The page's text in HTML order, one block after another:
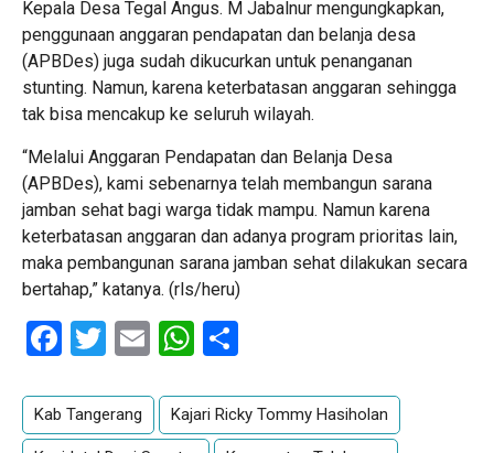
Kepala Desa Tegal Angus. M Jabalnur mengungkapkan,
penggunaan anggaran pendapatan dan belanja desa
(APBDes) juga sudah dikucurkan untuk penanganan
stunting. Namun, karena keterbatasan anggaran sehingga
tak bisa mencakup ke seluruh wilayah.
“Melalui Anggaran Pendapatan dan Belanja Desa
(APBDes), kami sebenarnya telah membangun sarana
jamban sehat bagi warga tidak mampu. Namun karena
keterbatasan anggaran dan adanya program prioritas lain,
maka pembangunan sarana jamban sehat dilakukan secara
bertahap,” katanya. (rls/heru)
Facebook
Twitter
EmailWhatsApp
Kab Tangerang Kajari Ricky Tommy Hasiholan